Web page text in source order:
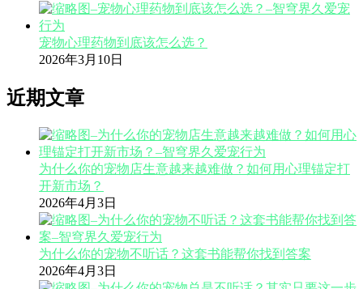
宠物心理药物到底该怎么选？
2026年3月10日
近期文章
为什么你的宠物店生意越来越难做？如何用心理锚定打
开新市场？
2026年4月3日
为什么你的宠物不听话？这套书能帮你找到答案
2026年4月3日